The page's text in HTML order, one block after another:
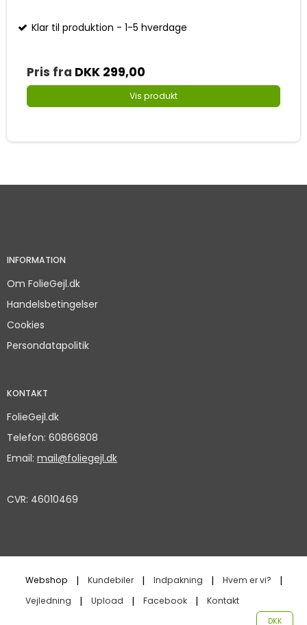
Klar til produktion - 1-5 hverdage
Pris fra DKK 299,00
Vis produkt
INFORMATION
Om FolieGejl.dk
Handelsbetingelser
Cookies
Persondatapolitik
KONTAKT
FolieGejl.dk
Telefon: 60866808
Email: mail@foliegejl.dk
CVR: 46010469
Webshop Kundebiler Indpakning
Hvem er vi?
Vejledning
Upload Facebook Kontakt
DKK